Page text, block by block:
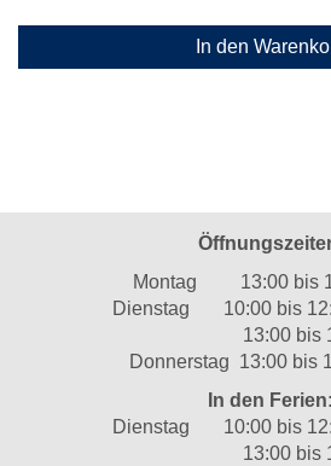
In den
Montag 13:00 bis
Dienstag 10:00 bis
13:00 bis
Donnerstag 13:00 bis
In den Ferien:
Dienstag 10:00 bis
13:00 bis